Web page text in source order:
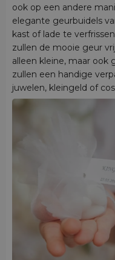
ook op een andere
elegante geurbuidels
kast of lade te
zullen de mooie geur
alleen kleine, maar ook
zullen een handige
juwelen, kleingeld of